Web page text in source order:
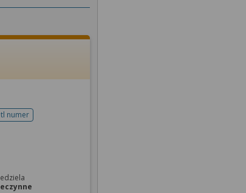
numer
telefonu do rejestracji